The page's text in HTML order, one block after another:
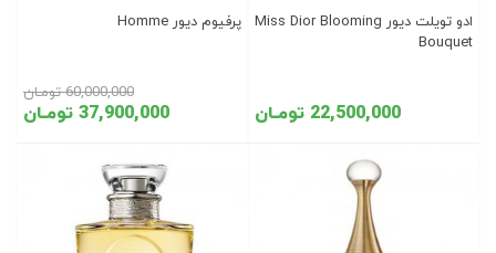
ادو تویلت دیور Miss Dior Blooming
Bouquet
22,500,000 تومـان
پرفیوم دیور Homme
37,900,000 تومـان
60,000,000 تومـان